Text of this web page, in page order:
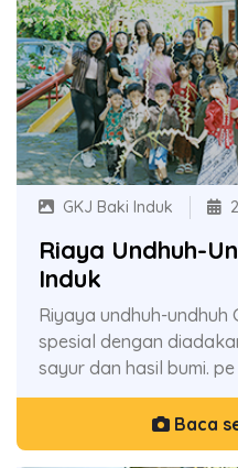
GKJ Baki Induk
Riaya Undhuh-
Induk
Riyaya undhuh-undhuh
spesial dengan
sayur dan hasil bumi. pe
Baca